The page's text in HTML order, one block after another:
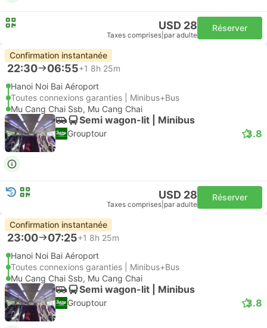
USD 28
Taxes comprises par adulte
Réserver
Confirmation instantanée
22:30 06:55+1 8h 25m
Hanoi Noi Bai Aéroport
Toutes connexions garanties | Minibus+Bus
Mu Cang Chai Ssb, Mu Cang Chai
Semi wagon-lit | Minibus
Grouptour 3.8
USD 28
Taxes comprises par adulte
Réserver
Confirmation instantanée
23:00 07:25+1 8h 25m
Hanoi Noi Bai Aéroport
Toutes connexions garanties | Minibus+Bus
Mu Cang Chai Ssb, Mu Cang Chai
Semi wagon-lit | Minibus
Grouptour 3.8